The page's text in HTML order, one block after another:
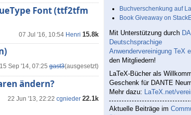
Font (ttf2tfm
07 Jul '16, 10:54 Henri 15.8k
15 Sep '14, 07:25 gast3(ausgesetzt)
ändern?
22 Jun '13, 22:22 cgnieder 22.1k
Buchverschenkung auf
Book Giveaway on
Mit Unterstützung durch
Deutschsprachige
Anwendervereinigung TeX
den Mitgliedern!
LaTeX-Bücher als
Geschenk für DANTE
Mehr dazu: LaTeX.net/
Aktuelle Beiträge im